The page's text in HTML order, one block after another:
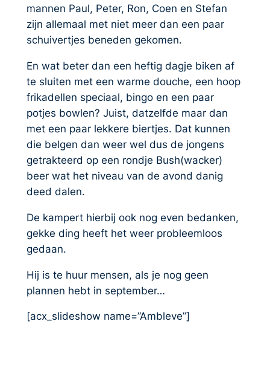
mannen Paul, Peter, Ron, Coen en Stefan
zijn allemaal met niet meer dan een paar
schuivertjes beneden gekomen.
En wat beter dan een heftig dagje biken af
te sluiten met een warme douche, een hoop
frikadellen speciaal, bingo en een paar
potjes bowlen? Juist, datzelfde maar dan
met een paar lekkere biertjes. Dat kunnen
die belgen dan weer wel dus de jongens
getrakteerd op een rondje Bush(wacker)
beer wat het niveau van de avond danig
deed dalen.
De kampert hierbij ook nog even bedanken,
gekke ding heeft het weer probleemloos
gedaan.
Hij is te huur mensen, als je nog geen
plannen hebt in september…
[acx_slideshow name=”Ambleve”]